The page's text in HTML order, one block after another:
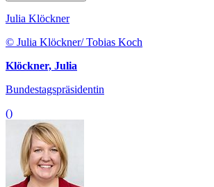
Julia Klöckner
© Julia Klöckner/ Tobias Koch
Klöckner, Julia
Bundestagspräsidentin
()